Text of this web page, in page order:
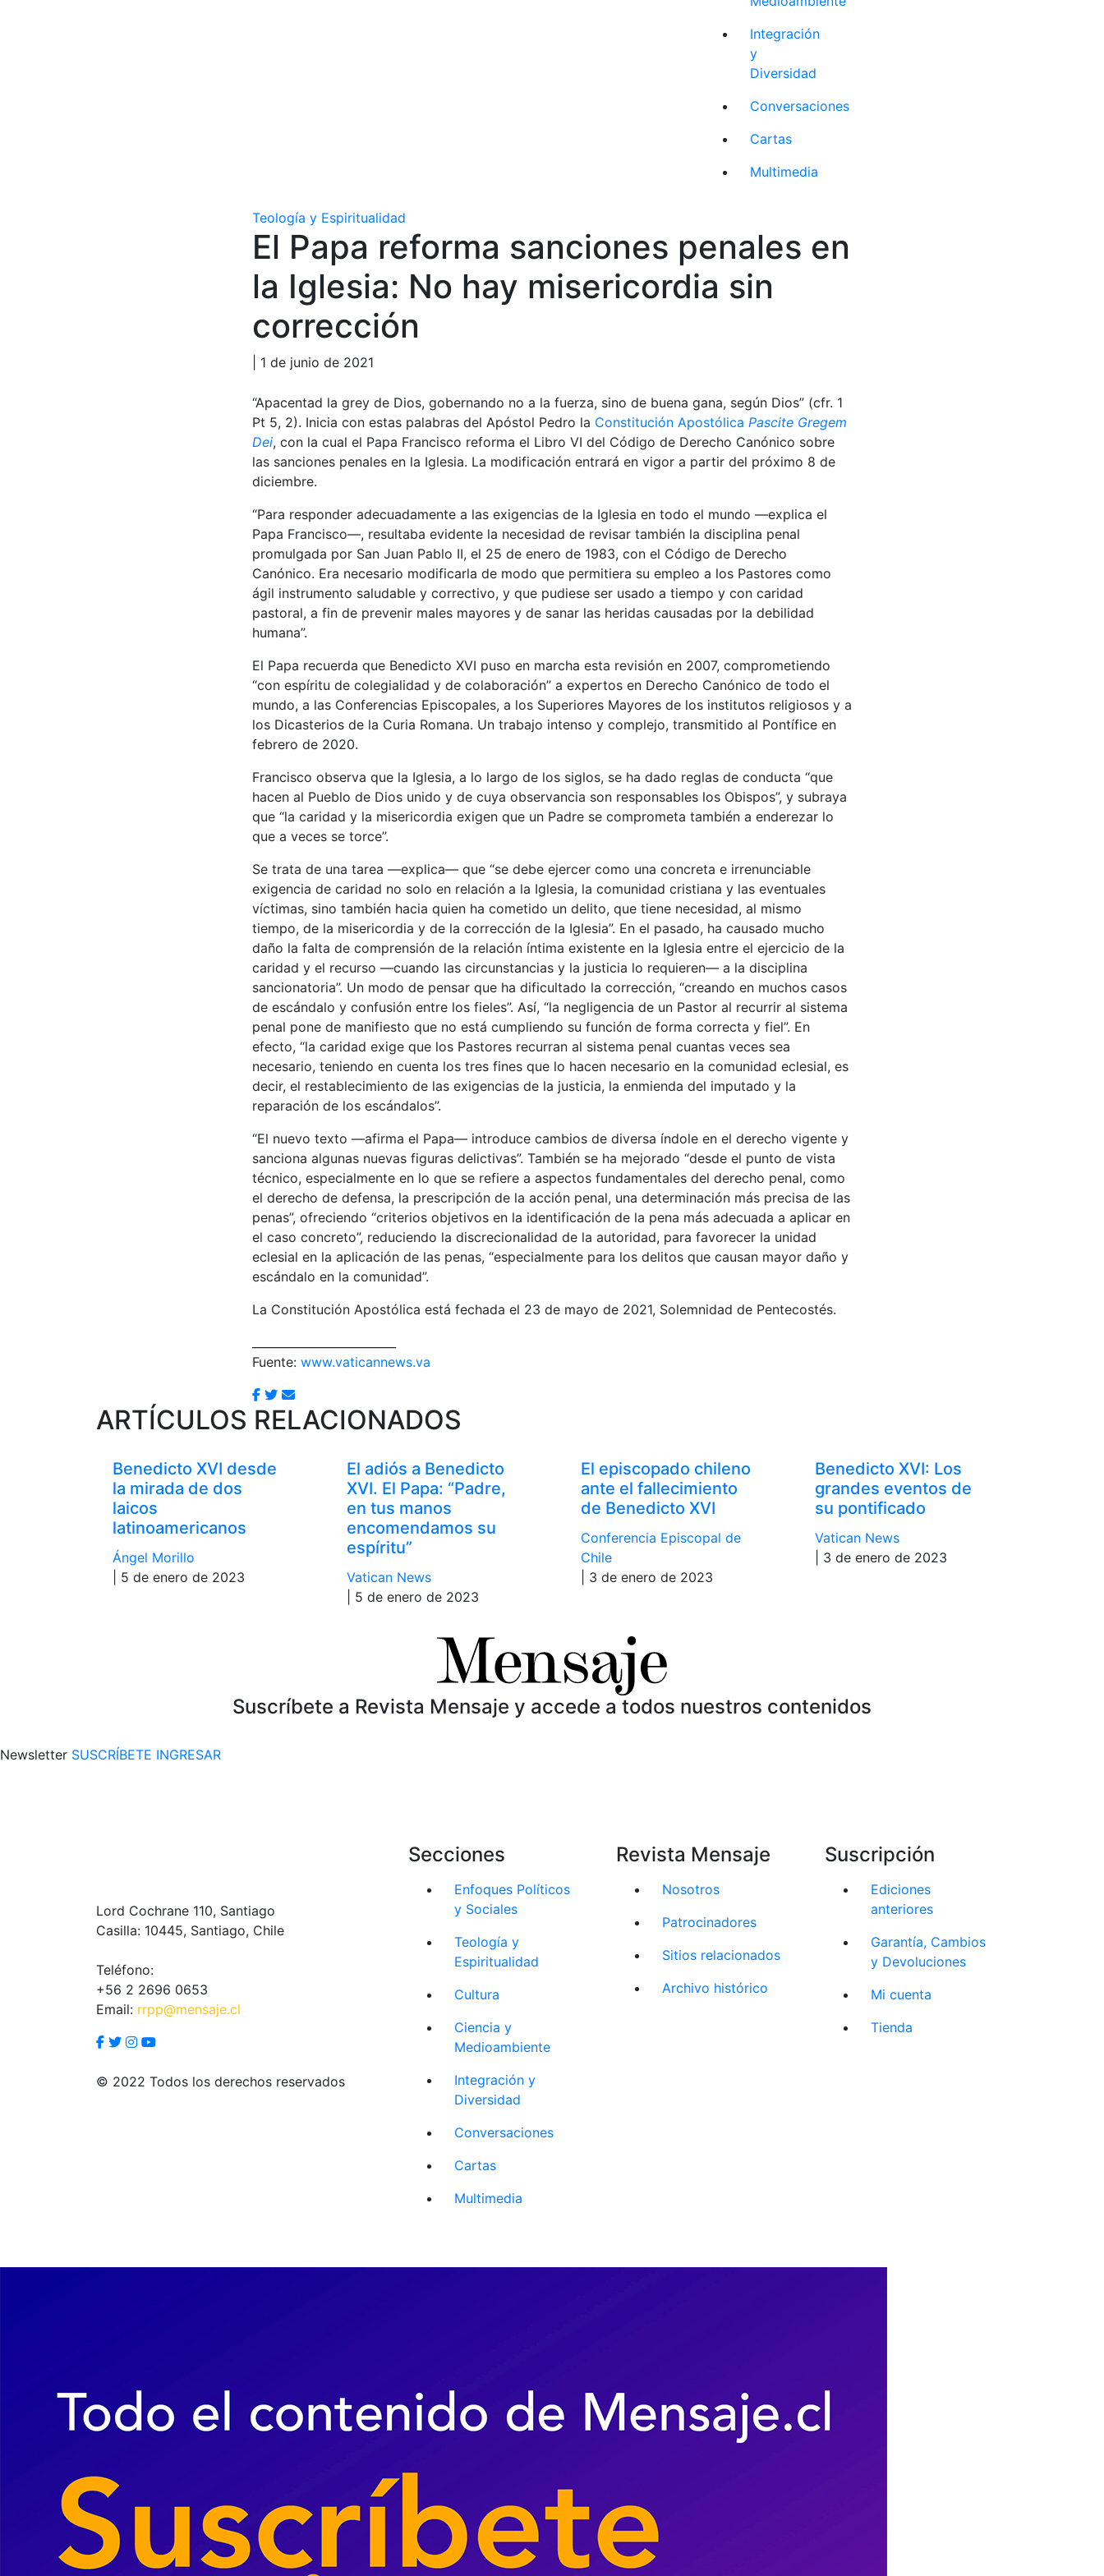
Integración
y
Diversidad
Conversaciones
Cartas
Multimedia
Teología y Espiritualidad
El Papa reforma sanciones penales en
la Iglesia: No hay misericordia sin
corrección
| 1 de junio de 2021
“Apacentad la grey de Dios, gobernando no a la fuerza, sino de buena gana, según Dios” (cfr. 1
Pt 5, 2). Inicia con estas palabras del Apóstol Pedro la Constitución Apostólica Pascite Gregem
Dei, con la cual el Papa Francisco reforma el Libro VI del Código de Derecho Canónico sobre
las sanciones penales en la Iglesia. La modificación entrará en vigor a partir del próximo 8 de
diciembre.
“Para responder adecuadamente a las exigencias de la Iglesia en todo el mundo —explica el
Papa Francisco—, resultaba evidente la necesidad de revisar también la disciplina penal
promulgada por San Juan Pablo II, el 25 de enero de 1983, con el Código de Derecho
Canónico. Era necesario modificarla de modo que permitiera su empleo a los Pastores como
ágil instrumento saludable y correctivo, y que pudiese ser usado a tiempo y con caridad
pastoral, a fin de prevenir males mayores y de sanar las heridas causadas por la debilidad
humana”.
El Papa recuerda que Benedicto XVI puso en marcha esta revisión en 2007, comprometiendo
“con espíritu de colegialidad y de colaboración” a expertos en Derecho Canónico de todo el
mundo, a las Conferencias Episcopales, a los Superiores Mayores de los institutos religiosos y a
los Dicasterios de la Curia Romana. Un trabajo intenso y complejo, transmitido al Pontífice en
febrero de 2020.
Francisco observa que la Iglesia, a lo largo de los siglos, se ha dado reglas de conducta “que
hacen al Pueblo de Dios unido y de cuya observancia son responsables los Obispos”, y subraya
que “la caridad y la misericordia exigen que un Padre se comprometa también a enderezar lo
que a veces se torce”.
Se trata de una tarea —explica— que “se debe ejercer como una concreta e irrenunciable
exigencia de caridad no solo en relación a la Iglesia, la comunidad cristiana y las eventuales
víctimas, sino también hacia quien ha cometido un delito, que tiene necesidad, al mismo
tiempo, de la misericordia y de la corrección de la Iglesia”. En el pasado, ha causado mucho
daño la falta de comprensión de la relación íntima existente en la Iglesia entre el ejercicio de la
caridad y el recurso —cuando las circunstancias y la justicia lo requieren— a la disciplina
sancionatoria”. Un modo de pensar que ha dificultado la corrección, “creando en muchos casos
de escándalo y confusión entre los fieles”. Así, “la negligencia de un Pastor al recurrir al sistema
penal pone de manifiesto que no está cumpliendo su función de forma correcta y fiel”. En
efecto, “la caridad exige que los Pastores recurran al sistema penal cuantas veces sea
necesario, teniendo en cuenta los tres fines que lo hacen necesario en la comunidad eclesial, es
decir, el restablecimiento de las exigencias de la justicia, la enmienda del imputado y la
reparación de los escándalos”.
“El nuevo texto —afirma el Papa— introduce cambios de diversa índole en el derecho vigente y
sanciona algunas nuevas figuras delictivas”. También se ha mejorado “desde el punto de vista
técnico, especialmente en lo que se refiere a aspectos fundamentales del derecho penal, como
el derecho de defensa, la prescripción de la acción penal, una determinación más precisa de las
penas”, ofreciendo “criterios objetivos en la identificación de la pena más adecuada a aplicar en
el caso concreto”, reduciendo la discrecionalidad de la autoridad, para favorecer la unidad
eclesial en la aplicación de las penas, “especialmente para los delitos que causan mayor daño y
escándalo en la comunidad”.
La Constitución Apostólica está fechada el 23 de mayo de 2021, Solemnidad de Pentecostés.
Fuente: www.vaticannews.va
ARTÍCULOS RELACIONADOS
Benedicto XVI desde
la mirada de dos
laicos
latinoamericanos
Ángel Morillo
| 5 de enero de 2023
El adiós a Benedicto
XVI. El Papa: “Padre,
en tus manos
encomendamos su
espíritu”
Vatican News
| 5 de enero de 2023
El episcopado chileno
ante el fallecimiento
de Benedicto XVI
Conferencia Episcopal de
Chile
| 3 de enero de 2023
Benedicto XVI: Los
grandes eventos de
su pontificado
Vatican News
| 3 de enero de 2023
Suscríbete a Revista Mensaje y accede a todos nuestros contenidos
Newsletter SUSCRÍBETE INGRESAR
Lord Cochrane 110, Santiago
Casilla: 10445, Santiago, Chile
Teléfono:
+56 2 2696 0653
Email: rrpp@mensaje.cl
© 2022 Todos los derechos reservados
Secciones
Enfoques Políticos
y Sociales
Teología y
Espiritualidad
Cultura
Ciencia y
Medioambiente
Integración y
Diversidad
Conversaciones
Cartas
Multimedia
Revista Mensaje
Nosotros
Patrocinadores
Sitios relacionados
Archivo histórico
Suscripción
Ediciones
anteriores
Garantía, Cambios
y Devoluciones
Mi cuenta
Tienda